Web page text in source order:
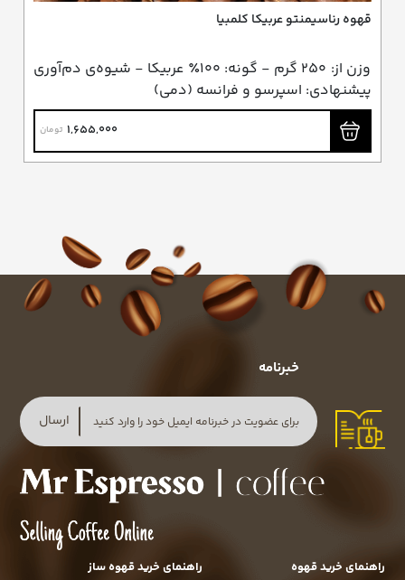
قهوه رناسیمنتو عربیکا کلمبیا
وزن از: ۲۵۰ گرم - گونه: ۱۰۰٪ عربیکا - شیوه‌ی دم‌آوری
پیشنهادی: اسپرسو و فرانسه (دمی)
1,655,000 تومان
خبرنامه
ارسال
راهنمای خرید قهوه راهنمای خرید قهوه ساز